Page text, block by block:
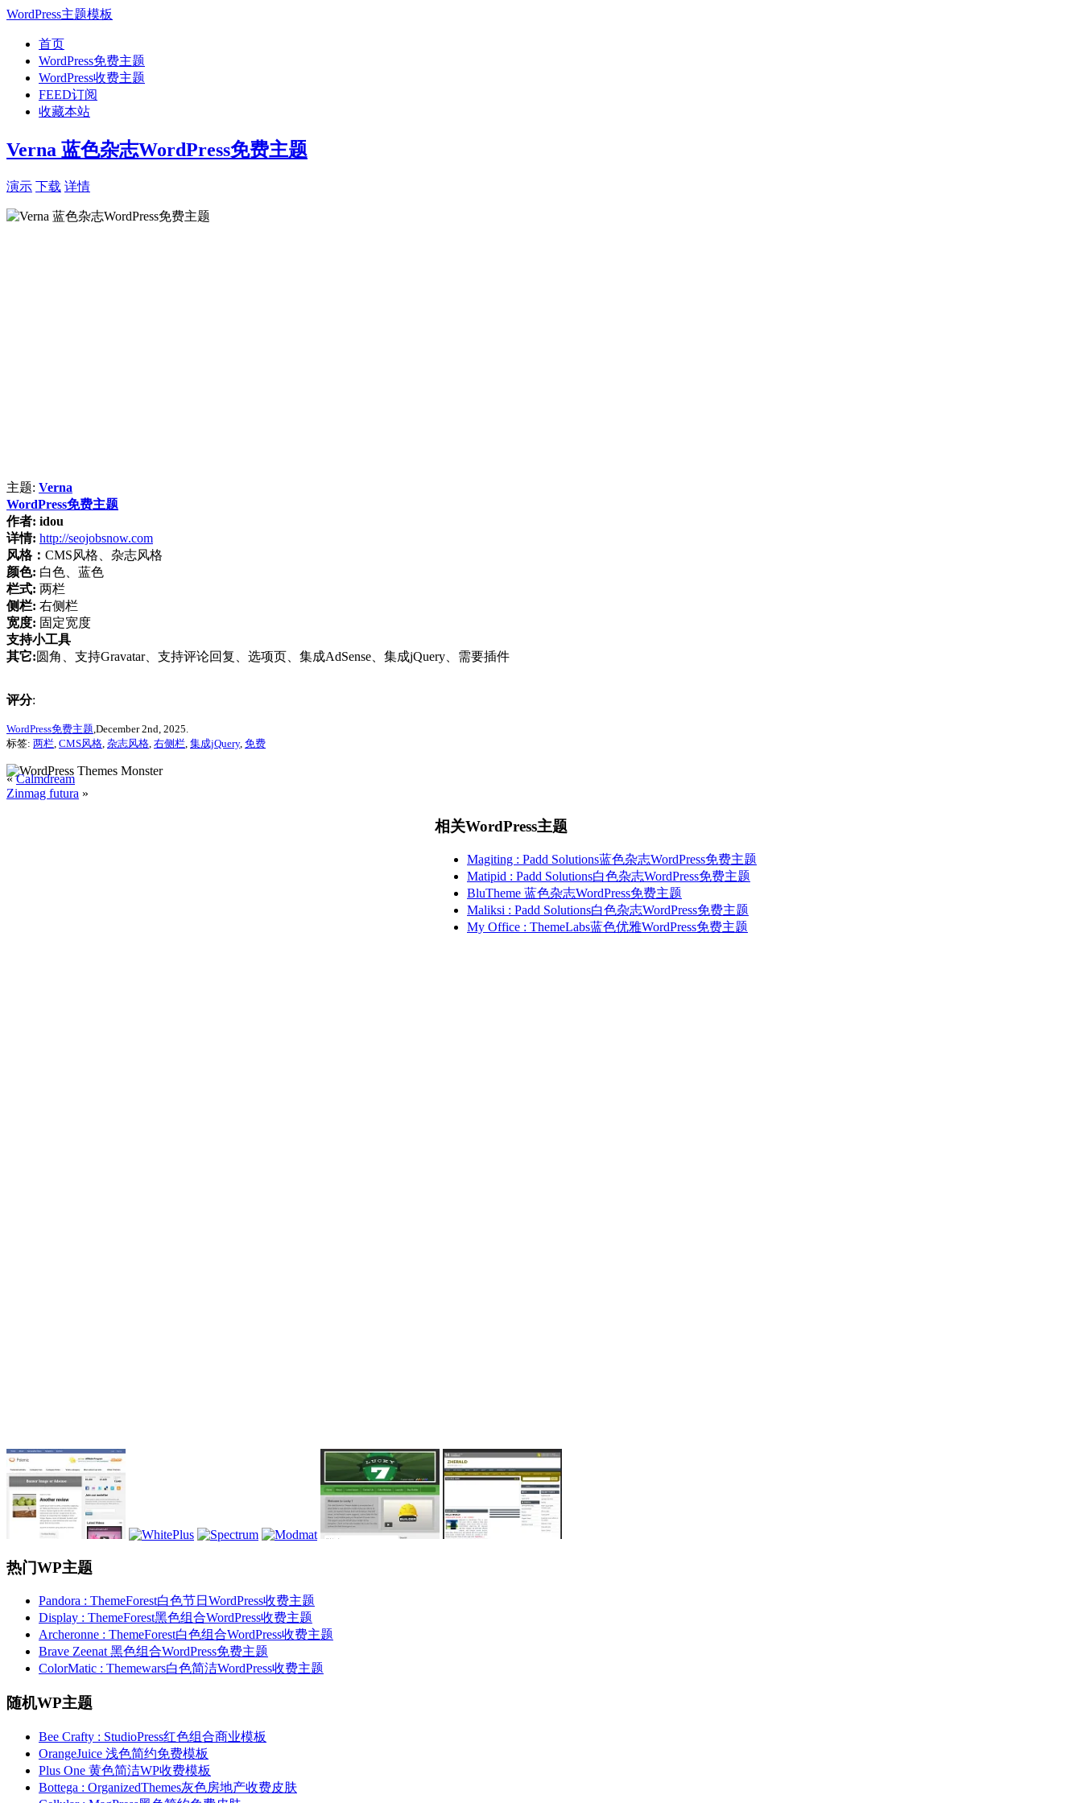
WordPress主题模板
首页
WordPress免费主题
WordPress收费主题
FEED订阅
收藏本站
Verna 蓝色杂志WordPress免费主题
演示 下载 详情
主题: Verna
WordPress免费主题
作者: idou
详情: http://seojobsnow.com
风格： CMS风格、杂志风格
颜色: 白色、蓝色
栏式: 两栏
侧栏: 右侧栏
宽度: 固定宽度
支持小工具
其它:圆角、支持Gravatar、支持评论回复、选项页、集成AdSense、集成jQuery、需要插件
评分:
WordPress免费主题 ,December 2nd, 2025.
标签: 两栏 CMS风格 杂志风格 右侧栏 集成jQuery, 免费
«Calmdream
Zinmag futura »
相关WordPress主题
Magiting : Padd Solutions蓝色杂志WordPress免费主题
Matipid : Padd Solutions白色杂志WordPress免费主题
BluTheme 蓝色杂志WordPress免费主题
Maliksi : Padd Solutions白色杂志WordPress免费主题
My Office : ThemeLabs蓝色优雅WordPress免费主题
热门WP主题
Pandora : ThemeForest白色节日WordPress收费主题
Display : ThemeForest黑色组合WordPress收费主题
Archeronne : ThemeForest白色组合WordPress收费主题
Brave Zeenat 黑色组合WordPress免费主题
ColorMatic : Themewars白色简洁WordPress收费主题
随机WP主题
Bee Crafty : StudioPress红色组合商业模板
OrangeJuice 浅色简约免费模板
Plus One 黄色简洁WP收费模板
Bottega : OrganizedThemes灰色房地产收费皮肤